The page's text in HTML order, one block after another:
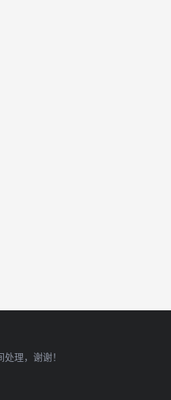
理，谢谢！